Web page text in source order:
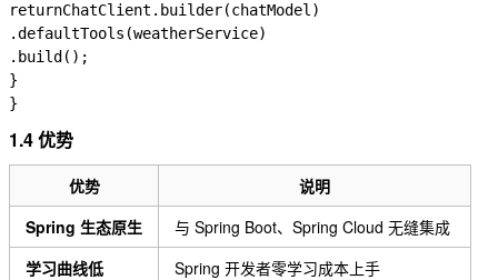
returnChatClient . builder(chatModel )
.defaultTools (weatherService)
. build ();
}
}
1.4 优势
优势
说明
Spring 生态原生
与 Spring Boot、Spring Cloud 无缝集成
学习曲线低
Spring 开发者零学习成本上手